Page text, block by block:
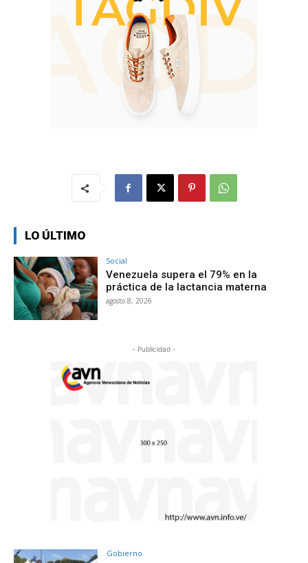
LO ÚLTIMO
Social
Venezuela supera el 79% en la
práctica de la lactancia materna
agosto 8, 2026
- Publicidad -
Gobierno